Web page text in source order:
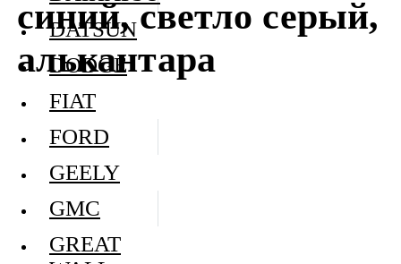
синий, светло серый,
алькантара
DATSUN
DODGE
FIAT
FORD
GEELY
GMC
GREAT